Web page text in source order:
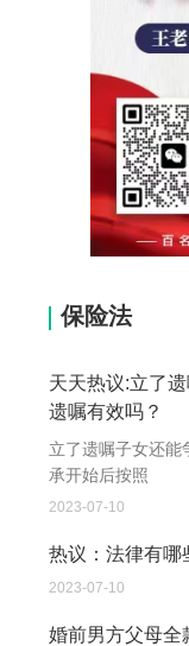
保险法
天天热议:立了
遗嘱有效吗？
立了遗嘱子女还能
承开始后按照
2023-07-10
热议：法律有哪
2023-07-10
婚前男方父母全